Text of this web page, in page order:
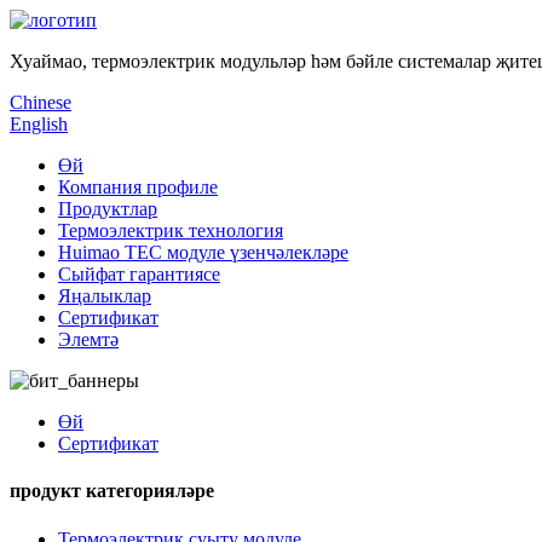
Хуаймао, термоэлектрик модульләр һәм бәйле системалар
Chinese
English
Өй
Компания профиле
Продуктлар
Термоэлектрик технология
Huimao TEC модуле үзенчәлекләре
Сыйфат гарантиясе
Яңалыклар
Сертификат
Элемтә
Өй
Сертификат
продукт категорияләре